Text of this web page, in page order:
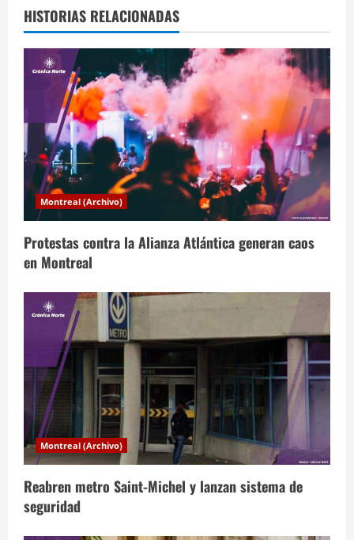
a
c
ó
n
d
e
e
n
d
a
s
HISTORIAS RELACIONADAS
Montreal (Archivo)
Protestas contra la Alianza Atlántica generan caos
en Montreal
Montreal (Archivo)
Reabren metro Saint-Michel y lanzan sistema de
seguridad